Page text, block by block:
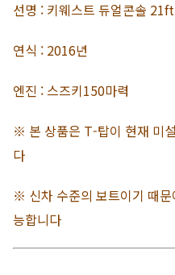
선명 : 키웨스트 듀얼콘솔 21ft
연식 : 2016년
엔진 : 스즈키150마력
※ 본 상품은 T-탑이 현재 미
다
※ 신차 수준의 보트이기 때
능합니다